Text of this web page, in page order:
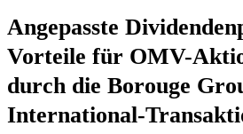
Angepasste
Vorteile für OMV-
durch die Borouge
International-